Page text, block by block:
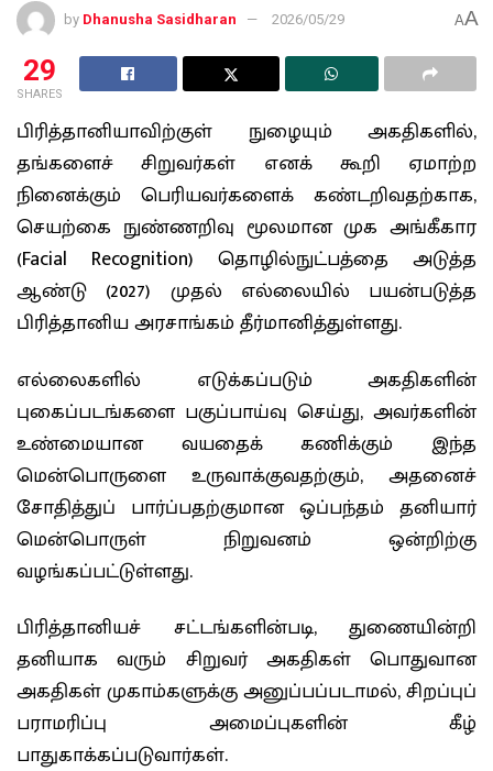
by Dhanusha Sasidharan 2026/05/29 AA
29
SHARES
பிரித்தானியாவிற்குள் நுழையும் அகதிகளில்,
தங்களைச் சிறுவர்கள் எனக் கூறி ஏமாற்ற
நினைக்கும் பெரியவர்களைக் கண்டறிவதற்காக,
செயற்கை நுண்ணறிவு மூலமான முக அங்கீகார
(Facial Recognition) தொழில்நுட்பத்தை அடுத்த
ஆண்டு (2027) முதல் எல்லையில் பயன்படுத்த
பிரித்தானிய அரசாங்கம் தீர்மானித்துள்ளது.
எல்லைகளில் எடுக்கப்படும் அகதிகளின்
புகைப்படங்களை பகுப்பாய்வு செய்து, அவர்களின்
உண்மையான வயதைக் கணிக்கும் இந்த
மென்பொருளை உருவாக்குவதற்கும், அதனைச்
சோதித்துப் பார்ப்பதற்குமான ஒப்பந்தம் தனியார்
மென்பொருள் நிறுவனம் ஒன்றிற்கு
வழங்கப்பட்டுள்ளது.
பிரித்தானியச் சட்டங்களின்படி, துணையின்றி
தனியாக வரும் சிறுவர் அகதிகள் பொதுவான
அகதிகள் முகாம்களுக்கு அனுப்பப்படாமல், சிறப்புப்
பராமரிப்பு அமைப்புகளின் கீழ்
பாதுகாக்கப்படுவார்கள்.